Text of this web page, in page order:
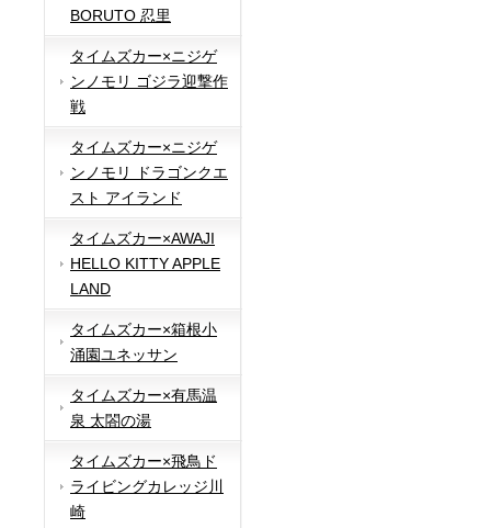
BORUTO 忍里
タイムズカー×ニジゲ
ンノモリ ゴジラ迎撃作
戦
タイムズカー×ニジゲ
ンノモリ ドラゴンクエ
スト アイランド
タイムズカー×AWAJI
HELLO KITTY APPLE
LAND
タイムズカー×箱根小
涌園ユネッサン
タイムズカー×有馬温
泉 太閤の湯
タイムズカー×飛鳥ド
ライビングカレッジ川
崎